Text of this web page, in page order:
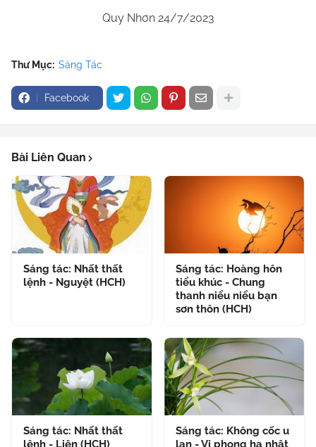
Quy Nhơn 24/7/2023
Thư Mục: Sáng Tác
Facebook
Bài Liên Quan
Sáng tác: Nhất thất
lệnh - Nguyệt (HCH)
Sáng tác: Hoàng hôn
tiểu khúc - Chung
thanh niểu niểu bạn
sơn thôn (HCH)
Sáng tác: Nhất thất
lệnh - Liên (HCH)
Sáng tác: Không cốc u
lan - Vi phong hạ nhật